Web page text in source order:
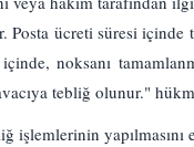
ücreti süresi içinde
noksanı
tebliğ olunur."
işlemlerinin